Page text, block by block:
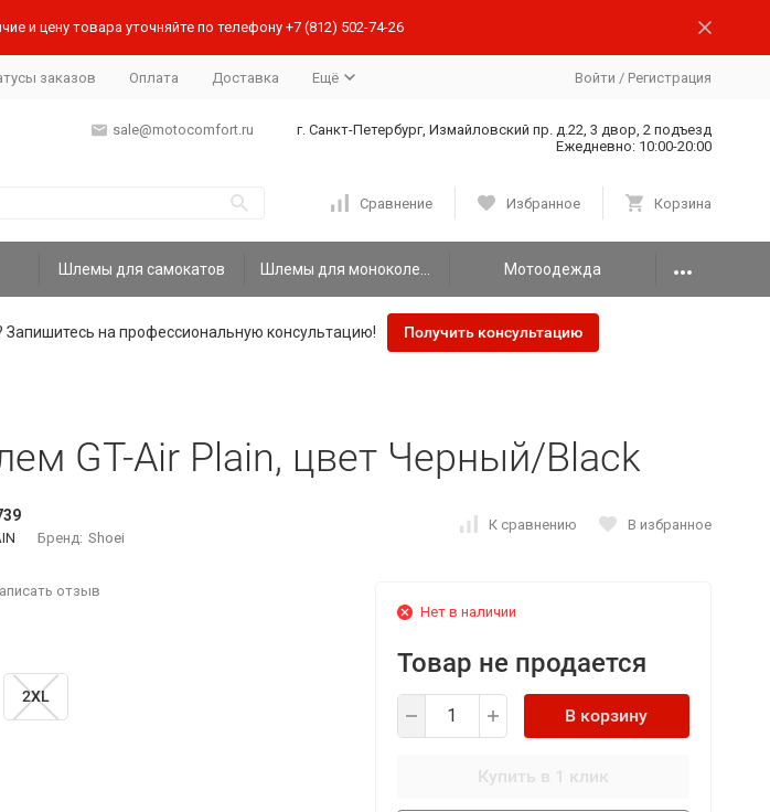
и цену товара уточняйте по телефону +7 (812) 502-74-26
заказов Оплата Доставка Ещё Войти / Регистрация
sale@motocomfort.ru
г. Санкт-Петербург, Измайловский пр. д.22, 3 двор, 2 подъезд
Ежедневно: 10:00-20:00
Сравнение Избранное Корзина
Шлемы для самокатов Мотоодежда
на профессиональную консультацию! Получить консультацию
GT-Air Plain, цвет Черный/Black
Бренд: Shoei
К сравнению В избранное
отзыв
2XL
Нет в наличии
Товар не продается
В корзину
Купить в 1 клик